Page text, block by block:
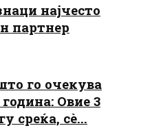
најчесто
партнер
го очекува
Овие 3
среќа, сè...